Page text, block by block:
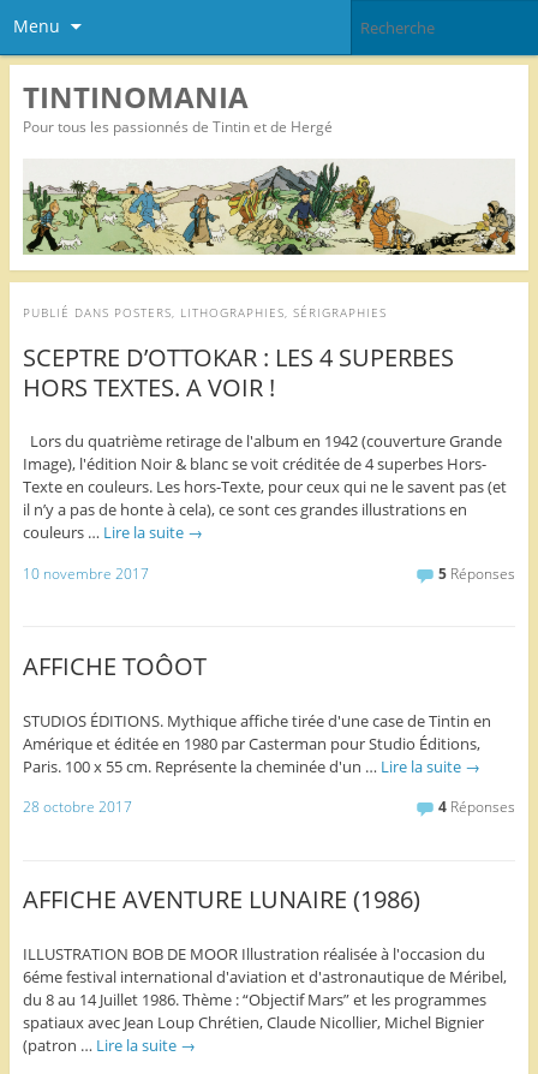
Menu
TINTINOMANIA
Pour tous les passionnés de Tintin et de Hergé
PUBLIÉ DANS POSTERS, LITHOGRAPHIES, SÉRIGRAPHIES
SCEPTRE D’OTTOKAR : LES 4 SUPERBES
HORS TEXTES. A VOIR !
Lors du quatrième retirage de l'album en 1942 (couverture Grande
Image), l'édition Noir & blanc se voit créditée de 4 superbes Hors-
Texte en couleurs. Les hors-Texte, pour ceux qui ne le savent pas (et
il n’y a pas de honte à cela), ce sont ces grandes illustrations en
couleurs … Lire la suite →
10 novembre 2017 5 Réponses
AFFICHE TOÔOT
STUDIOS ÉDITIONS. Mythique affiche tirée d'une case de Tintin en
Amérique et éditée en 1980 par Casterman pour Studio Éditions,
Paris. 100 x 55 cm. Représente la cheminée d'un … Lire la suite →
28 octobre 2017 4 Réponses
AFFICHE AVENTURE LUNAIRE (1986)
ILLUSTRATION BOB DE MOOR Illustration réalisée à l'occasion du
6éme festival international d'aviation et d'astronautique de Méribel,
du 8 au 14 Juillet 1986. Thème : “Objectif Mars” et les programmes
spatiaux avec Jean Loup Chrétien, Claude Nicollier, Michel Bignier
(patron … Lire la suite →